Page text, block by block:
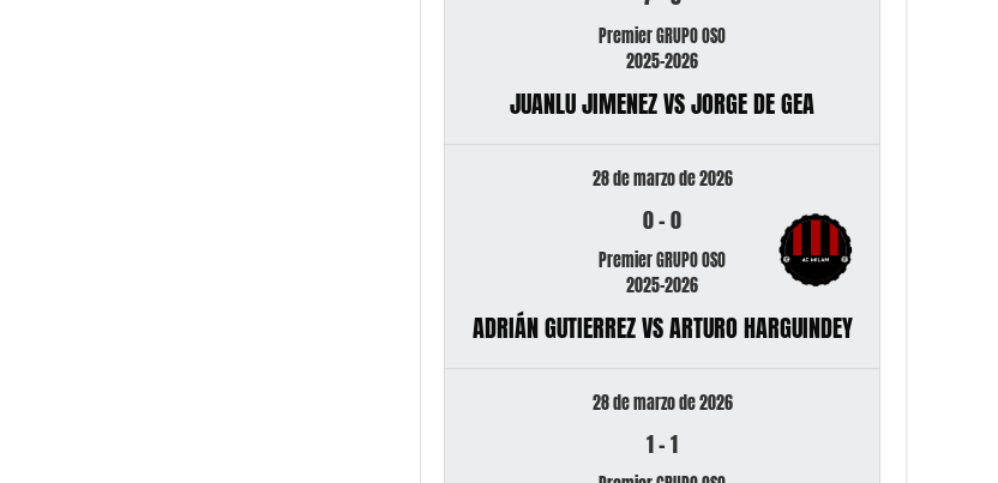
Premier GRUPO OSO
2025-2026
JUANLU JIMENEZ VS JORGE DE GEA
28 de marzo de 2026
0-0
Premier GRUPO OSO
2025-2026
ADRIÁN GUTIERREZ VS ARTURO HARGUINDEY
28 de marzo de 2026
1-1